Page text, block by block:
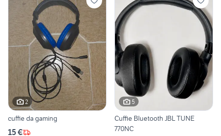
2
cuffie da gaming
15 €
5
Cuffie Bluetooth JBL TUNE
770NC